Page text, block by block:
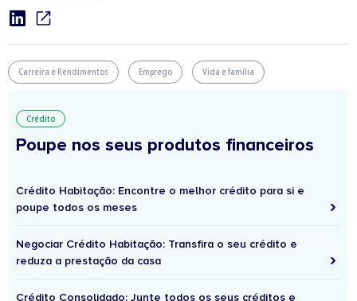
Carreira e Rendimentos Emprego Vida e família
Crédito
Poupe nos seus produtos financeiros
Crédito Habitação: Encontre o melhor crédito para si e
poupe todos os meses
Negociar Crédito Habitação: Transfira o seu crédito e
reduza a prestação da casa
Crédito Consolidado: Junte todos os seus créditos e